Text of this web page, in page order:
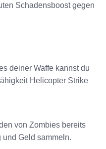
Schadensboost gegen
deiner Waffe kannst du
Helicopter Strike
von Zombies bereits
Geld sammeln.